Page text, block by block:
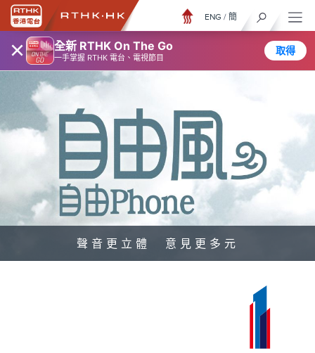
× 全新 RTHK On The Go
一手掌握 RTHK 電台、電視節目
取得
ENG / 簡
聲音更立體 意見更多元